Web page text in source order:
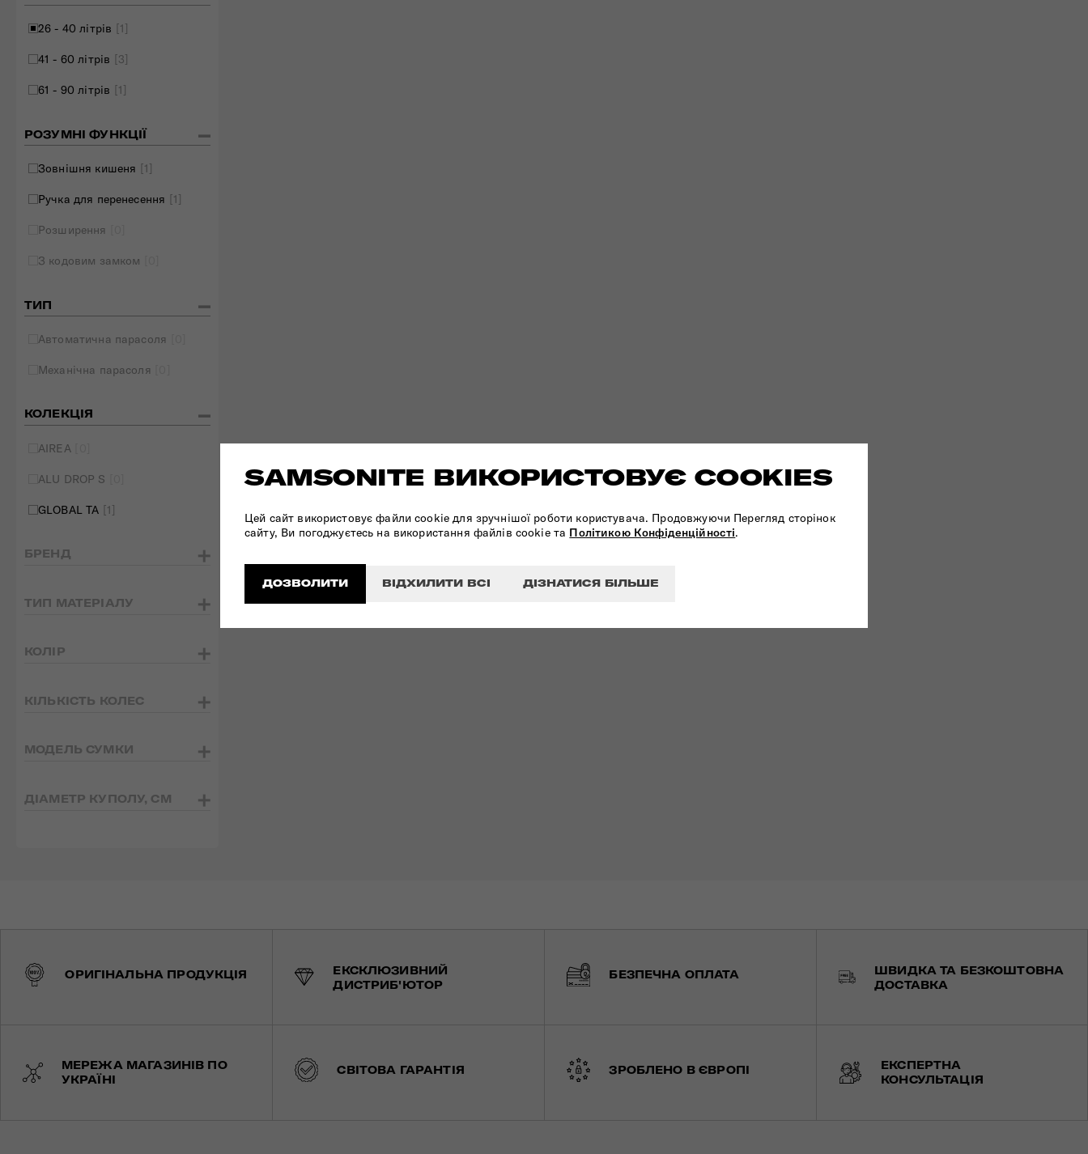
SAMSONITE ВИКОРИСТОВУЄ COOKIES
Цей сайт використовує файли cookie для зручнішої роботи користувача. Продовжуючи Перегляд сторінок
сайту, Ви погоджуєтесь на використання файлів cookie та Політикою Конфіденційності.
ДОЗВОЛИТИ ВІДХИЛИТИ ВСІ ДІЗНАТИСЯ БІЛЬШЕ
БРЕНД
ТИП МАТЕРІАЛУ
КОЛІР
КІЛЬКІСТЬ КОЛЕС
МОДЕЛЬ СУМКИ
26 - 40 літрів [1]
41 - 60 літрів [3]
61 - 90 літрів [1]
РОЗУМНІ ФУНКЦІЇ
Зовнішня кишеня [1]
Ручка для перенесення [1]
Розширення
З кодовим замком
ДІАМЕТР КУПОЛУ, СМ
ТИП
Автоматична парасоля
Механічна парасоля
КОЛЕКЦІЯ
AIREA
ALU DROP S
GLOBAL TA [1]
ОРИГІНАЛЬНА ПРОДУКЦІЯ
ЕКСКЛЮЗИВНИЙ
ДИСТРИБ'ЮТОР
БЕЗПЕЧНА ОПЛАТА
ШВИДКА ТА БЕЗКОШТОВНА
ДОСТАВКА
МЕРЕЖА МАГАЗИНІВ ПО
УКРАЇНІ
СВІТОВА ГАРАНТІЯ ЗРОБЛЕНО В ЄВРОПІ
ЕКСПЕРТНА
КОНСУЛЬТАЦІЯ